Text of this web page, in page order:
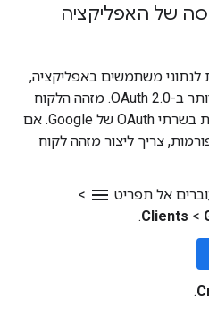
של האפליקציה
משתמשים באפליקציה,
צריך ליצור מזהה לקוח אחד או יותר ב-OAuth 2.0. מזהה הלקוח
משמש לזיהוי של אפליקציה אחת בשרתי OAuth של Google. אם
צריך ליצור מזהה לקוח
menu
>
>
Clients
.
.